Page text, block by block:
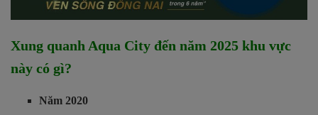
Xung quanh Aqua City đến năm 2025 khu vực
này có gì?
Năm 2020